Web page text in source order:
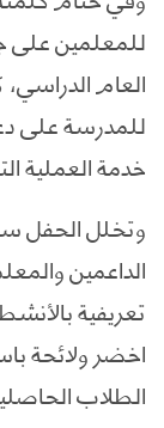
للمعلمين على
العام
للمدرسة على
خدمة العملية
وتخلل الحفل
الداعمين
تعريفية
اخضر ولائحة
الطلاب